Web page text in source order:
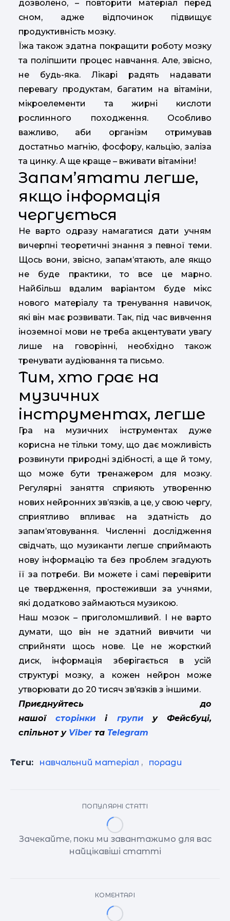
дозволено, – повторити матеріал перед
сном, адже відпочинок підвищує
продуктивність мозку.
Їжа також здатна покращити роботу мозку
та поліпшити процес навчання. Але, звісно,
не будь-яка. Лікарі радять надавати
перевагу продуктам, багатим на вітаміни,
мікроелементи та жирні кислоти
рослинного походження. Особливо
важливо, аби організм отримував
достатньо магнію, фосфору, кальцію, заліза
та цинку. А ще краще – вживати вітаміни!
Запам’ятати легше,
якщо інформація
чергується
Не варто одразу намагатися дати учням
вичерпні теоретичні знання з певної теми.
Щось вони, звісно, запам’ятають, але якщо
не буде практики, то все це марно.
Найбільш вдалим варіантом буде мікс
нового матеріалу та тренування навичок,
які він має розвивати. Так, під час вивчення
іноземної мови не треба акцентувати увагу
лише на говорінні, необхідно також
тренувати аудіювання та письмо.
Тим, хто грає на
музичних
інструментах, легше
Гра на музичних інструментах дуже
корисна не тільки тому, що дає можливість
розвинути природні здібності, а ще й тому,
що може бути тренажером для мозку.
Регулярні заняття сприяють утворенню
нових нейронних зв’язків, а це, у свою чергу,
сприятливо впливає на здатність до
запам’ятовування. Численні дослідження
свідчать, що музиканти легше сприймають
нову інформацію та без проблем згадують
її за потреби. Ви можете і самі перевірити
це твердження, простеживши за учнями,
які додатково займаються музикою.
Наш мозок – приголомшливий. І не варто
думати, що він не здатний вивчити чи
сприйняти щось нове. Це не жорсткий
диск, інформація зберігається в усій
структурі мозку, а кожен нейрон може
утворювати до 20 тисяч зв’язків з іншими.
Приєднуйтесь до
нашоїсторінки і групиу Фейсбуці,
спільнот у Viberта Telegram
Теги: навчальний матеріал , поради
ПОПУЛЯРНІ СТАТТІ
Зачекайте, поки ми завантажимо для вас
найцікавіші статті
КОМЕНТАРІ